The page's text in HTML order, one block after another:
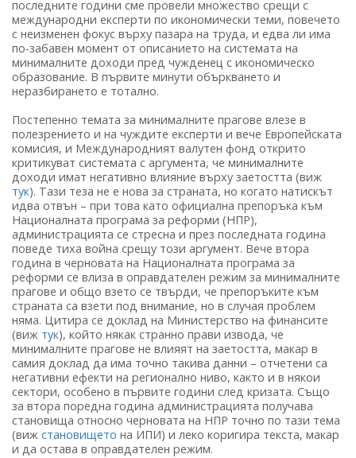
последните години сме провели множество срещи с
международни експерти по икономически теми, повечето
с неизменен фокус върху пазара на труда, и едва ли има
по-забавен момент от описанието на системата на
минималните доходи пред чужденец с икономическо
образование. В първите минути объркването и
неразбирането е тотално.
Постепенно темата за минималните прагове влезе в
полезрението и на чуждите експерти и вече Европейската
комисия, и Международният валутен фонд открито
критикуват системата с аргумента, че минималните
доходи имат негативно влияние върху заетостта (виж
тук). Тази теза не е нова за страната, но когато натискът
идва отвън – при това като официална препоръка към
Националната програма за реформи (НПР),
администрацията се стресна и през последната година
поведе тиха война срещу този аргумент. Вече втора
година в черновата на Националната програма за
реформи се влиза в оправдателен режим за минималните
прагове и общо взето се твърди, че препоръките към
страната са взети под внимание, но в случая проблем
няма. Цитира се доклад на Министерство на финансите
(виж тук), който някак странно прави извода, че
минималните прагове не влияят на заетостта, макар в
самия доклад да има точно такива данни – отчетени са
негативни ефекти на регионално ниво, както и в някои
сектори, особено в първите години след кризата. Също
за втора поредна година администрацията получава
становища относно черновата на НПР точно по тази тема
(виж становището на ИПИ) и леко коригира текста, макар
и да остава в оправдателен режим.